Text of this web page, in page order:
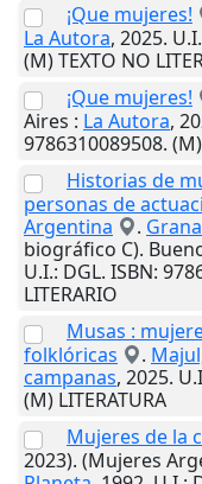
¡Que mujeres!
La Autora, 2025. U.I.
(M) TEXTO NO
¡Que mujeres!
Aires : La Autora,
9786310089508.
Historias de
personas de
Argentina
.
biográfico C).
U.I.: DGL. ISBN:
LITERARIO
Musas :
folklóricas
.
campanas, 2025.
(M) LITERATURA
Mujeres de la
2023). (Mujeres